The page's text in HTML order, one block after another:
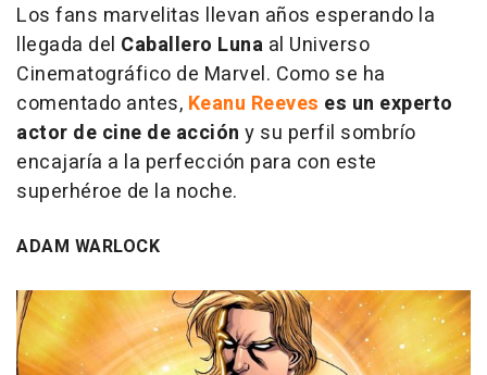
Los fans marvelitas llevan años esperando la
llegada del Caballero Luna al Universo
Cinematográfico de Marvel. Como se ha
comentado antes, Keanu Reeves es un experto
actor de cine de acción y su perfil sombrío
encajaría a la perfección para con este
superhéroe de la noche.
ADAM WARLOCK